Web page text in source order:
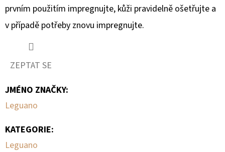
prvním použitím impregnujte, kůži pravidelně ošetřujte a
v případě potřeby znovu impregnujte.
ZEPTAT SE
JMÉNO ZNAČKY:
Leguano
KATEGORIE:
Leguano